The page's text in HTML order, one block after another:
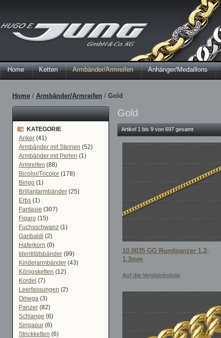
Home Ketten Armbänder/Armreifen Anhänger/Medaillons
Home / Armbänder/Armreifen / Gold
Gold
Artikel 1 bis 9 von 697 gesamt
10.0035 GG Rundpanzer 1,2-
1,3mm
Auf die Vergleichsliste
KATEGORIE
Anker (41)
Armbänder mit Steinen (52)
Armbänder mit Perlen (1)
Armreifen (88)
Bicolor/Tricolor (178)
Bingo (1)
Brillantarmbänder (25)
Erbs (1)
Fantasie (307)
Figaro (15)
Fuchsschwanz (1)
Garibaldi (2)
Haferkorn (0)
Identitätsbänder (99)
Kinderarmbänder (43)
Königsketten (12)
Kordel (7)
Leerfassungen (2)
Omega (3)
Panzer (82)
Schlange (6)
Singapur (6)
Strickketten (6)